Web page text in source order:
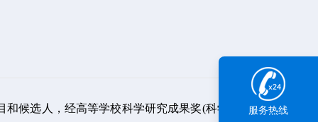
候选人，经高等学校科学研究成果奖(科学技术)奖励委
服务热线